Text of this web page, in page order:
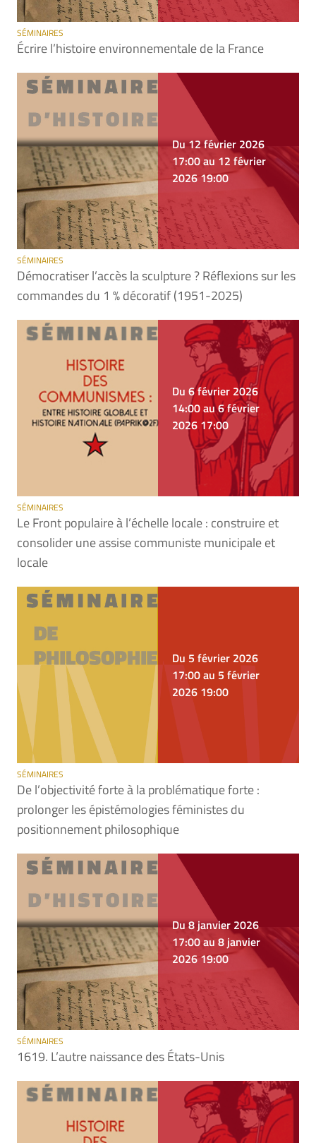
SÉMINAIRES
Écrire l’histoire environnementale de la France
Du 12 février 2026
17:00 au 12 février
2026 19:00
SÉMINAIRES
Démocratiser l’accès la sculpture ? Réflexions sur les
commandes du 1 % décoratif (1951-2025)
Du 6 février 2026
14:00 au 6 février
2026 17:00
SÉMINAIRES
Le Front populaire à l’échelle locale : construire et
consolider une assise communiste municipale et
locale
Du 5 février 2026
17:00 au 5 février
2026 19:00
SÉMINAIRES
De l’objectivité forte à la problématique forte :
prolonger les épistémologies féministes du
positionnement philosophique
Du 8 janvier 2026
17:00 au 8 janvier
2026 19:00
SÉMINAIRES
1619. L’autre naissance des États-Unis